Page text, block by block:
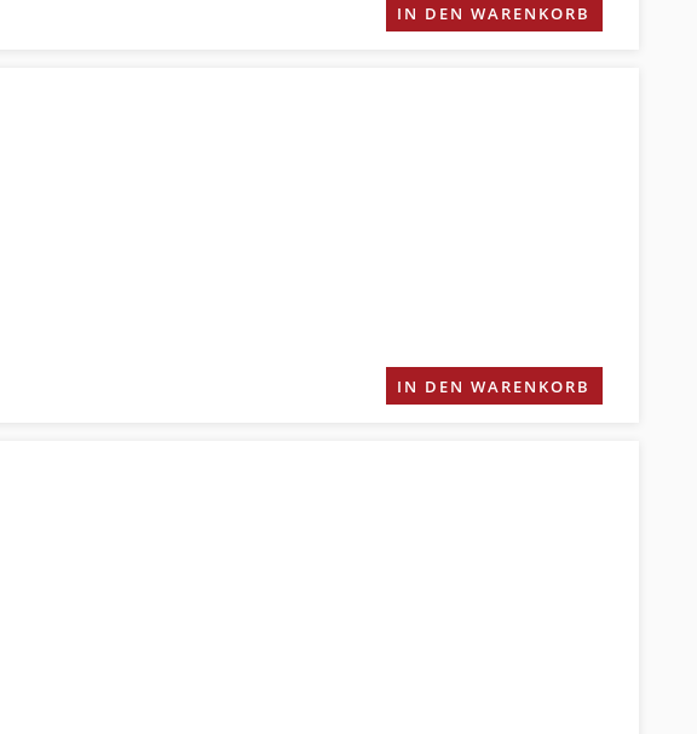
IN DEN WARENKORB
IN DEN WARENKORB